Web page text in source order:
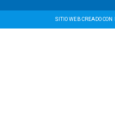
SITIO WEB CREADO